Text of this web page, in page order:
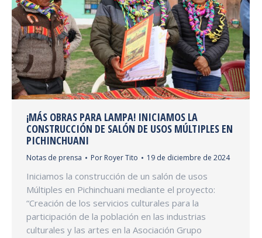
¡MÁS OBRAS PARA LAMPA! INICIAMOS LA
CONSTRUCCIÓN DE SALÓN DE USOS MÚLTIPLES EN
PICHINCHUANI
Notas de prensa Por Royer Tito 19 de diciembre de 2024
Iniciamos la construcción de un salón de usos
Múltiples en Pichinchuani mediante el proyecto:
“Creación de los servicios culturales para la
participación de la población en las industrias
culturales y las artes en la Asociación Grupo